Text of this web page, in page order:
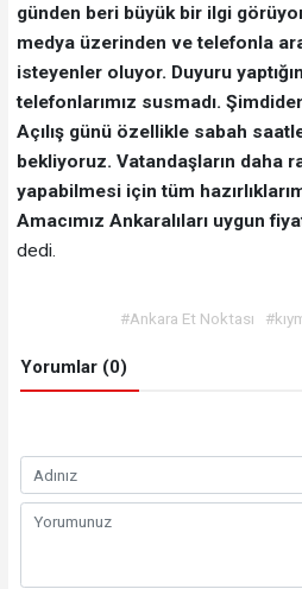
günden beri büyük bir ilgi
medya üzerinden ve telefonla
isteyenler oluyor. Duyuru
telefonlarımız susmadı.
Açılış günü özellikle sabah
bekliyoruz. Vatandaşların daha
yapabilmesi için tüm
Amacımız Ankaralıları uygun
dedi.
#Ankara Et Noktası
Yorumlar (0)